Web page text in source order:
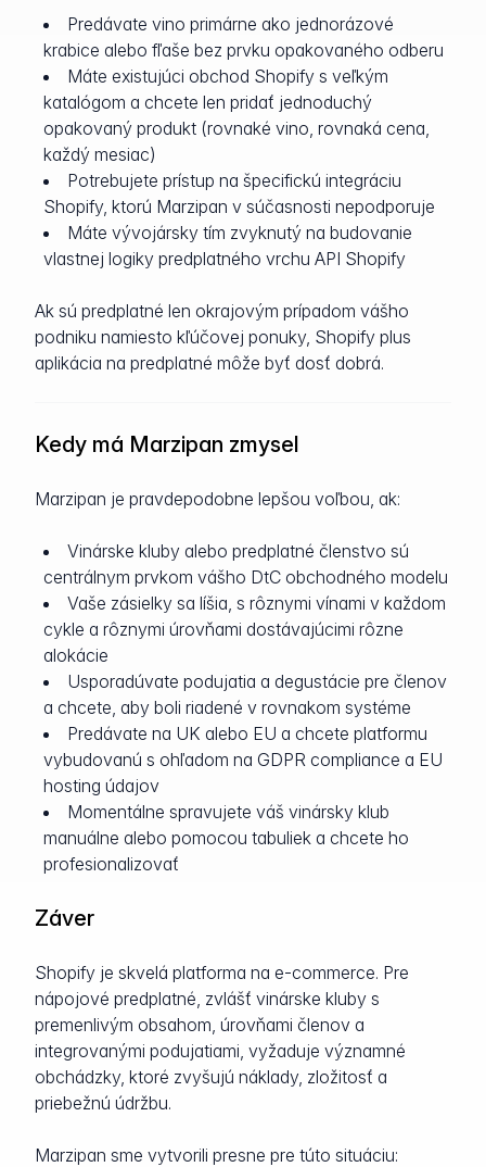
Predávate vino primárne ako jednorázové
krabice alebo fľaše bez prvku opakovaného odberu
Máte existujúci obchod Shopify s veľkým
katalógom a chcete len pridať jednoduchý
opakovaný produkt (rovnaké vino, rovnaká cena,
každý mesiac)
Potrebujete prístup na špecifickú integráciu
Shopify, ktorú Marzipan v súčasnosti nepodporuje
Máte vývojársky tím zvyknutý na budovanie
vlastnej logiky predplatného vrchu API Shopify
Ak sú predplatné len okrajovým prípadom vášho
podniku namiesto kľúčovej ponuky, Shopify plus
aplikácia na predplatné môže byť dosť dobrá.
Kedy má Marzipan zmysel
Marzipan je pravdepodobne lepšou voľbou, ak:
Vinárske kluby alebo predplatné členstvo sú
centrálnym prvkom vášho DtC obchodného modelu
Vaše zásielky sa líšia, s rôznymi vínami v každom
cykle a rôznymi úrovňami dostávajúcimi rôzne
alokácie
Usporadúvate podujatia a degustácie pre členov
a chcete, aby boli riadené v rovnakom systéme
Predávate na UK alebo EU a chcete platformu
vybudovanú s ohľadom na GDPR compliance a EU
hosting údajov
Momentálne spravujete váš vinársky klub
manuálne alebo pomocou tabuliek a chcete ho
profesionalizovať
Záver
Shopify je skvelá platforma na e-commerce. Pre
nápojové predplatné, zvlášť vinárske kluby s
premenlivým obsahom, úrovňami členov a
integrovanými podujatiami, vyžaduje významné
obchádzky, ktoré zvyšujú náklady, zložitosť a
priebežnú údržbu.
Marzipan sme vytvorili presne pre túto situáciu: